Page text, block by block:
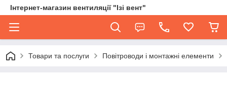
Інтернет-магазин вентиляції "Ізі вент"
Товари та послуги Повітроводи і монтажні елементи